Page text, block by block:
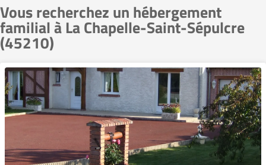
Vous recherchez un hébergement
familial à La Chapelle-Saint-Sépulcre
(45210)